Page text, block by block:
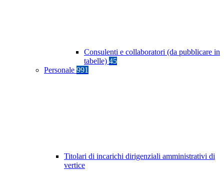
Consulenti e collaboratori (da pubblicare in
tabelle) 45
Personale 991
Titolari di incarichi dirigenziali amministrativi di
vertice